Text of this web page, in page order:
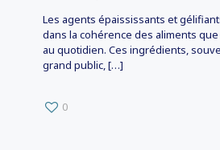
Les agents épaississants et
dans la cohérence des aliments
au quotidien. Ces ingrédients,
grand public,[…]
0